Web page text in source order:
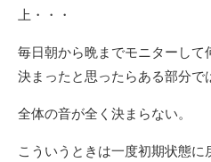
上・・・
毎日朝から晩までモニターし
決まったと思ったらある部分で
全体の音が全く決まらない。
こういうときは一度初期状態